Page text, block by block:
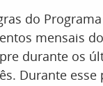
do
mensais
durante os
Durante esse